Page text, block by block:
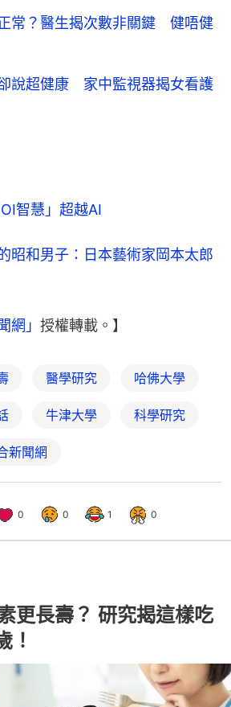
常？醫生揭次數非關鍵 健唔健
說超健康 家中監視器揭女看護
智慧」超越AI
昭和男子：日本藝術家岡本太郎
網」 授權轉載。】
醫學研究 哈佛大學
牛津大學 科學研究
新聞網
0 0 1 0
更長壽？ 研究揭這樣吃
！